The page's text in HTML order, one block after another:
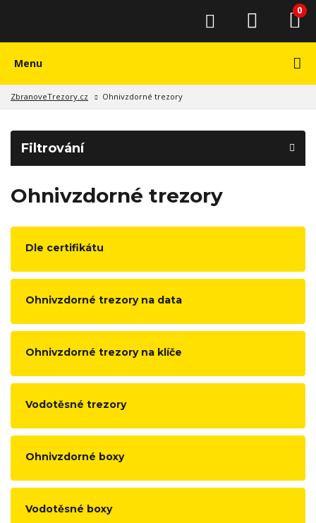
0
Menu
ZbranoveTrezory.cz Ohnivzdorné trezory
Filtrování
Ohnivzdorné trezory
Dle certifikátu
Ohnivzdorné trezory na data
Ohnivzdorné trezory na klíče
Vodotěsné trezory
Ohnivzdorné boxy
Vodotěsné boxy